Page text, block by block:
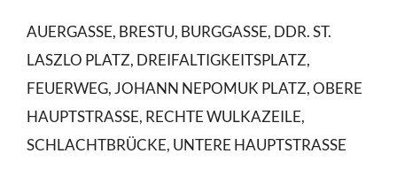
AUERGASSE, BRESTU, BURGGASSE, DDR. ST.
LASZLO PLATZ, DREIFALTIGKEITSPLATZ,
FEUERWEG, JOHANN NEPOMUK PLATZ, OBERE
HAUPTSTRASSE, RECHTE WULKAZEILE,
SCHLACHTBRÜCKE, UNTERE HAUPTSTRASSE